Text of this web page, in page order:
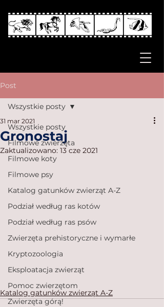
Post
Wszystkie posty
Filmowe zwierzęta
Filmowe koty
Filmowe psy
Katalog gatunków zwierząt A-Z
Podział według ras kotów
Podział według ras psów
Zwierzęta prehistoryczne i wymarłe
Kryptozoologia
Eksploatacja zwierząt
Pomoc zwierzętom
Zwierzęta górą!
Wszystkie posty
Gronostaj
31 mar 2021
Zaktualizowano: 13 cze 2021
Katalog gatunków zwierząt A-Z